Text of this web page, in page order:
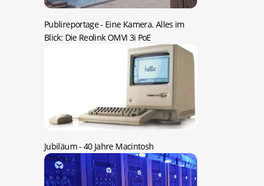
Publireportage - Eine Kamera. Alles im
Blick: Die Reolink OMVI 3i PoE
Jubiläum - 40 Jahre Macintosh